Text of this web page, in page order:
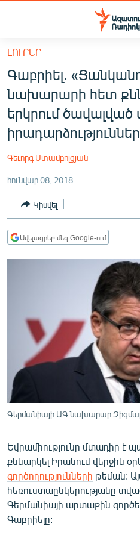
Մատչելիության
հիմնական
բովանդակությանը
Անցնել
հիմնական
մենյուին
Որոնում
ՀԱՅԱՍՏԱՆ
ՔԱՂԱՔԱԿԱՆ
ԸՆՏՐՈՒԹՅՈՒՆՆԵՐ 2026
ՊԱՏԵՐԱԶՄԻ 6 ՇԱԲԱԹՆԵՐԸ
ՏԱՐԱԾԱՇՐՋԱՆ
ՍՊՈՐՏ
ՄԵԿՆԱԲԱՆՈՒԹՅՈՒՆ
ՏՏ ԵՒ ԻՆՏԵՐՆԵՏ
ԿՈՐՈՆԱՎԻՐՈՒՍ
ԱՐԽԻՎ
ԲԱՆԱՎԵՃ
ՁԳՏԵԼՈՎ ԼԱՎԱԳՈՒՅՆԻՆ
ՓՈԴՔԱՍԹ
Հայերեն
ԼՈՒՐԵՐ
Գաբրիել.
նախարարի հետ
երկրում ծավալված
Գեւորգ Ստամբոլցյան
հունվար 08, 2018
Կիսվել
Ավելացրեք մեզ Google-ում
Գերմանիայի ԱԳ նախարար
Եվրամիությունը մտադիր է
քննարկել Իրանում վերջին
գործողությունների թեման:
հեռուստաընկերությանը
Գերմանիայի արտաքին
Գաբրիելը: